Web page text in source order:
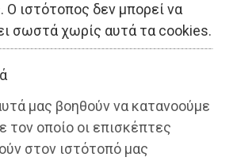
Ο ιστότοπος δεν μπορεί να
σωστά χωρίς αυτά τα cookies.
μας βοηθούν να κατανοούμε
τον οποίο οι επισκέπτες
στον ιστότοπό μας